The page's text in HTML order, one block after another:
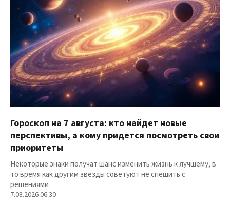
Гороскоп на 7 августа: кто найдет новые
перспективы, а кому придется посмотреть свои
приоритеты
Некоторые знаки получат шанс изменить жизнь к лучшему, в
то время как другим звезды советуют не спешить с
решениями
7.08.2026 06:30